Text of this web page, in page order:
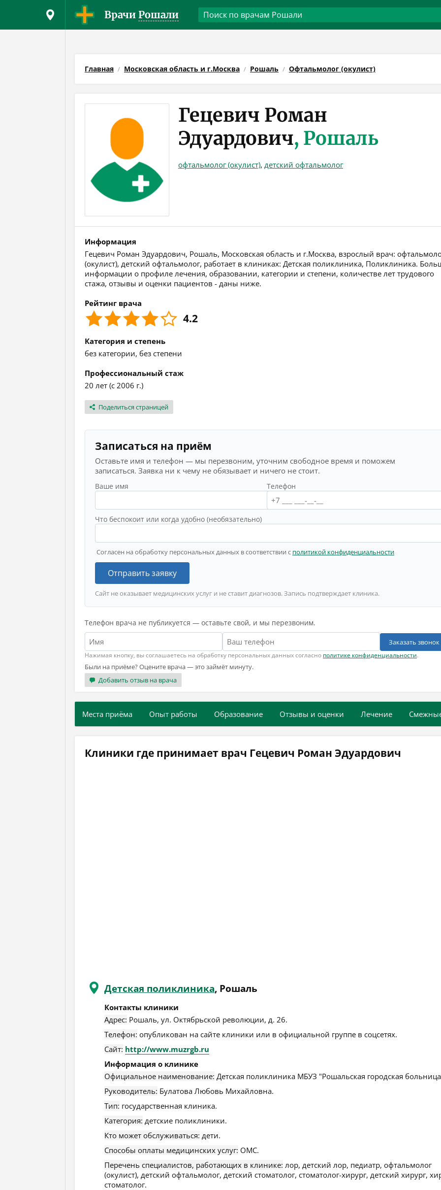
Врачи Рошали
Главная Московская область и г.Москва Рошаль Офтальмолог (окулист)
Гецевич Роман
Эдуардович, Рошаль
офтальмолог (окулист), детский офтальмолог
Информация
Гецевич Роман Эдуардович, Рошаль, Московская область и г.Москва, взрослый врач:
(окулист), детский офтальмолог, работает в клиниках: Детская поликлиника, Поликлиника.
информации о профиле лечения, образовании, категории и степени, количестве лет трудового
стажа, отзывы и оценки пациентов - даны ниже.
Рейтинг врача
4.2
Категория и степень
без категории, без степени
Профессиональный стаж
20 лет (с 2006 г.)
Поделиться страницей
Записаться на приём
Оставьте имя и телефон — мы перезвоним, уточним свободное время и поможем
записаться. Заявка ни к чему не обязывает и ничего не стоит.
Ваше имя Телефон
Что беспокоит или когда удобно (необязательно)
Согласен на обработку персональных данных в соответствии с политикой конфиденциальности
Отправить заявку
Сайт не оказывает медицинских услуг и не ставит диагнозов. Запись подтверждает клиника.
Телефон врача не публикуется — оставьте свой, и мы перезвоним.
Заказать звонок
Нажимая кнопку, вы соглашаетесь на обработку персональных данных согласно политике конфиденциальности.
Были на приёме? Оцените врача — это займёт минуту.
Добавить отзыв на врача
Места приёма Опыт работы Образование Отзывы и оценки Лечение
Клиники где принимает врач Гецевич Роман Эдуардович
Детская поликлиника, Рошаль
Контакты клиники
Адрес: Рошаль, ул. Октябрьской революции, д. 26.
Телефон: опубликован на сайте клиники или в официальной группе в соцсетях.
Сайт: http://www.muzrgb.ru
Информация о клинике
Официальное наименование: Детская поликлиника МБУЗ "Рошальская городская
Руководитель: Булатова Любовь Михайловна.
Тип: государственная клиника.
Категория: детские поликлиники.
Кто может обслуживаться: дети.
Способы оплаты медицинских услуг: ОМС.
Перечень специалистов, работающих в клинике: лор, детский лор, педиатр, офтальмолог
(окулист), детский офтальмолог, детский стоматолог, стоматолог-хирург, детский хирург,
стоматолог.